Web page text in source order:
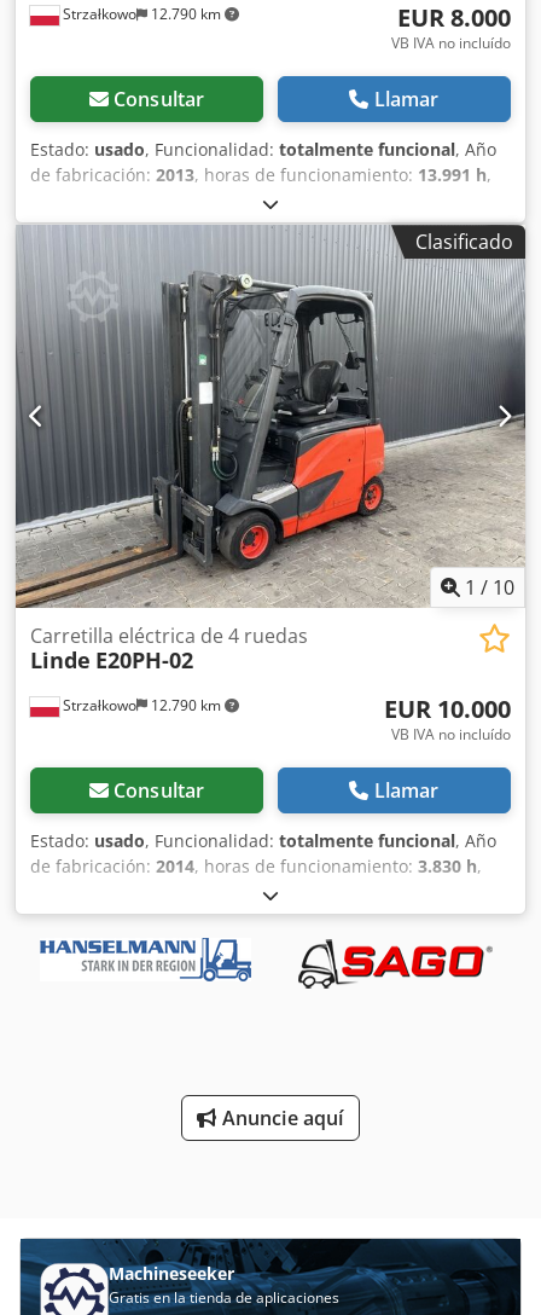
Strzałkowo 12.790 km EUR 8.000
VB IVA no incluído
Consultar Llamar
Estado: usado, Funcionalidad: totalmente funcional, Año
de fabricación: 2013, horas de funcionamiento: 13.991 h,
2.000 kg, altura de elevación:
mm, ascensor libre:1.519 mm, tipo de combustible:
, altura de construcción:
2.121 mm
, tipo de accionamiento: Elektro, Carretilla
elevadora eléctrica de 4 ruedas Clase ISO: ISO Clase 2 =
1.000 - 2.500 kg Tipo de mástil: Triplex Estado: Lista para
usar y totalmente funcional Estado técnico: bueno Voltaje
de batería: 48V Año de batería: 2020 Credpjzf Tlbofx Abtef
Desplazador lateral, posicionador de horquillas, 3ª válvula,
4ª válvula,
Clasificado
1 / 10
Strzałkowo 12.790 km
Carretilla eléctrica de 4 ruedas
Linde E20PH-02
EUR 10.000
VB IVA no incluído
Consultar Llamar
Estado: usado, Funcionalidad: totalmente funcional, Año
de fabricación: 2014, horas de funcionamiento: 3.830 h,
2.000 kg, altura de elevación:
mm, ascensor libre:1.519 mm, tipo de combustible:
eléctrico, tipo de mástil:triple
, altura de construcción:
2.121 mm, tipo de accionamiento:Elektro, Carretilla
elevadora eléctrica de 4 ruedas Clase ISO: ISO clase 2 =
Descripción: Cabina parcial Desplazador lateral, 3ª válvula,
Anuncie aquí
Machineseeker
Gratis en la tienda de aplicaciones